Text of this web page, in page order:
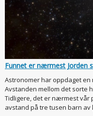
Funnet er nærmest Jorden
Astronomer har oppdaget
Avstanden mellom det sorte
Tidligere, det er nærmest vår
avstand på tre tusen barn av